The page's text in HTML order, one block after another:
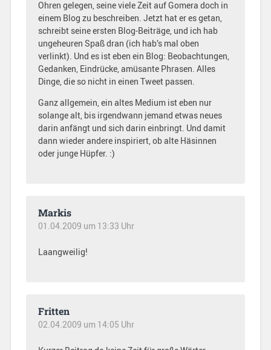
Ohren gelegen, seine viele Zeit auf Gomera doch in
einem Blog zu beschreiben. Jetzt hat er es getan,
schreibt seine ersten Blog-Beiträge, und ich hab
ungeheuren Spaß dran (ich hab’s mal oben
verlinkt). Und es ist eben ein Blog: Beobachtungen,
Gedanken, Eindrücke, amüsante Phrasen. Alles
Dinge, die so nicht in einen Tweet passen.
Ganz allgemein, ein altes Medium ist eben nur
solange alt, bis irgendwann jemand etwas neues
darin anfängt und sich darin einbringt. Und damit
dann wieder andere inspiriert, ob alte Häsinnen
oder junge Hüpfer. :)
Markis
01.04.2009 um 13:33 Uhr
Laangweilig!
Fritten
02.04.2009 um 14:05 Uhr